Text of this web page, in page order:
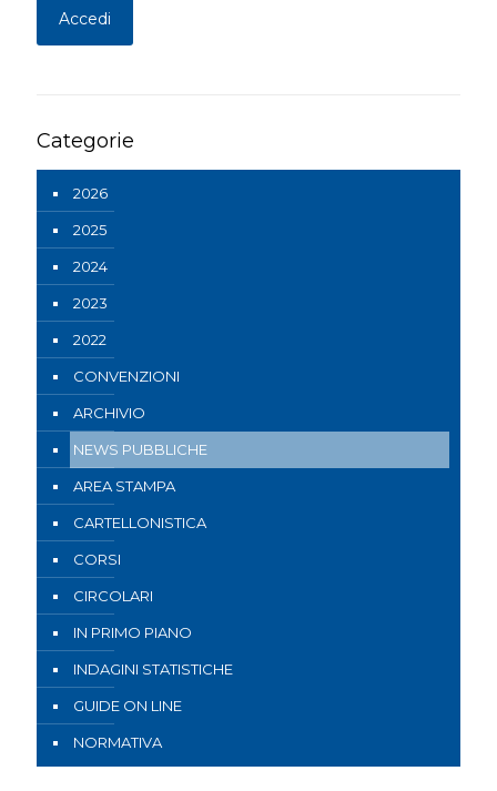
Categorie
2026
2025
2024
2023
2022
CONVENZIONI
ARCHIVIO
NEWS PUBBLICHE
AREA STAMPA
CARTELLONISTICA
CORSI
CIRCOLARI
IN PRIMO PIANO
INDAGINI STATISTICHE
GUIDE ON LINE
NORMATIVA